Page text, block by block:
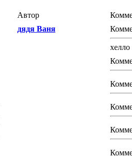
Автор
дядя Ваня